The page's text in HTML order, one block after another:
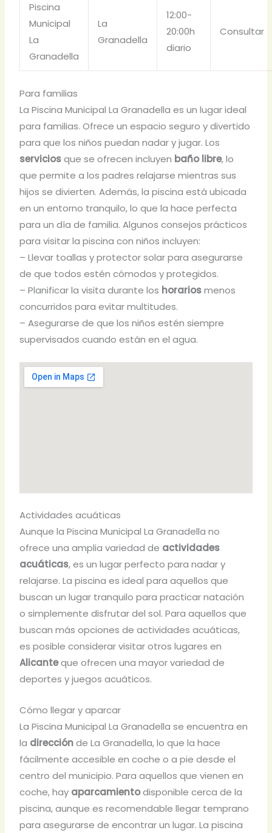
Piscina
Municipal
La
Granadella
La
Granadella
12:00-
20:00h
diario
Consultar
Para familias
La Piscina Municipal La Granadella es un lugar ideal
para familias. Ofrece un espacio seguro y divertido
para que los niños puedan nadar y jugar. Los
serviciosque se ofrecen incluyen baño libre, lo
que permite a los padres relajarse mientras sus
hijos se divierten. Además, la piscina está ubicada
en un entorno tranquilo, lo que la hace perfecta
para un día de familia. Algunos consejos prácticos
para visitar la piscina con niños incluyen:
– Llevar toallas y protector solar para asegurarse
de que todos estén cómodos y protegidos.
– Planificar la visita durante los horariosmenos
concurridos para evitar multitudes.
– Asegurarse de que los niños estén siempre
supervisados cuando están en el agua.
Actividades acuáticas
Aunque la Piscina Municipal La Granadella no
ofrece una amplia variedad de actividades
acuáticas, es un lugar perfecto para nadar y
relajarse. La piscina es ideal para aquellos que
buscan un lugar tranquilo para practicar natación
o simplemente disfrutar del sol. Para aquellos que
buscan más opciones de actividades acuáticas,
es posible considerar visitar otros lugares en
Alicanteque ofrecen una mayor variedad de
deportes y juegos acuáticos.
Cómo llegar y aparcar
La Piscina Municipal La Granadella se encuentra en
la direcciónde La Granadella, lo que la hace
fácilmente accesible en coche o a pie desde el
centro del municipio. Para aquellos que vienen en
coche, hay aparcamientodisponible cerca de la
piscina, aunque es recomendable llegar temprano
para asegurarse de encontrar un lugar. La piscina